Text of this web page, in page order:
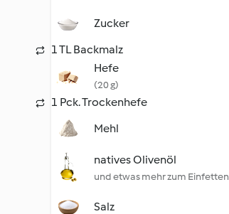
Zucker
1 TL Backmalz
Hefe
(20 g)
1 Pck. Trockenhefe
Mehl
natives Olivenöl
und etwas mehr zum Einfetten
Salz